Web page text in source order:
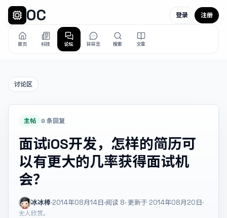
OC
首页 科技 论坛 碎碎念 搜索 文章
登录 注册
讨论区
主帖 9 条回复
面试iOS开发，怎样的简历可
以有更大的几率获得面试机
会？
冰冰棒·2014年08月14日·阅读 8· 更新于 2014年08月20日·
无人欣赏。